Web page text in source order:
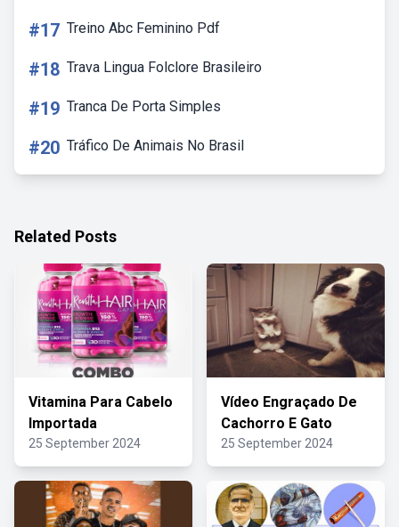
#17 Treino Abc Feminino Pdf
#18 Trava Lingua Folclore Brasileiro
#19 Tranca De Porta Simples
#20 Tráfico De Animais No Brasil
Related Posts
Vitamina Para Cabelo
Importada
25 September 2024
Vídeo Engraçado De
Cachorro E Gato
25 September 2024